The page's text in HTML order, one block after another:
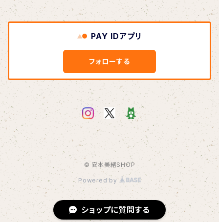
この夏よ、永遠に
Link
オーダーメイド絵手紙
リクエストイラスト
ステッカー
うちわ
マスク
トートバッグ
Tシャツ
DVD
Blu-ray
2021.1.11 密着ドキュメンタリー映像
2023.1.8 andante〜Quartet〜
2023.1.8 密着ドキュメンタリー映像
1/11 ホールコンサート衣装チェキ
PAY IDアプリ
フォローする
© 安本美緒SHOP
Powered by
ショップに質問する